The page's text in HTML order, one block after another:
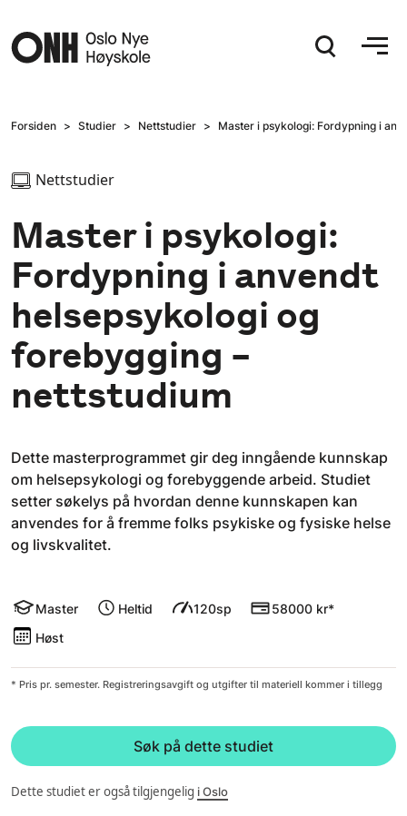
Forsiden Studier Nettstudier Master i psykologi: Fordypning i
Nettstudier
Master i psykologi:
Fordypning i anvendt
helsepsykologi og
forebygging –
nettstudium
​Dette masterprogrammet gir deg inngående kunnskap
om helsepsykologi og forebyggende arbeid. Studiet
setter søkelys på hvordan denne kunnskapen kan
anvendes for å fremme folks psykiske og fysiske helse
og livskvalitet.
Master Heltid 120sp
58000 kr*
Høst
* Pris pr. semester. Registreringsavgift og utgifter til materiell kommer i tillegg
Søk på dette studiet
Dette studiet er også tilgjengelig i Oslo